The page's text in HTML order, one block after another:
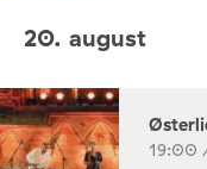
20. august
19:00